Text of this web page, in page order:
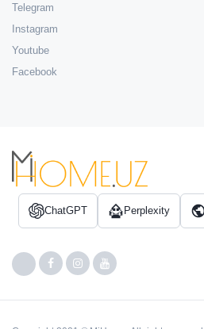
Telegram
Instagram
Youtube
Facebook
ChatGPT Perplexity